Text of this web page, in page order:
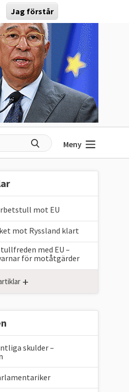
Jag förstår
Meny
mot EU
mot Ryssland klart
med EU –
för motåtgärder
+
skulder –